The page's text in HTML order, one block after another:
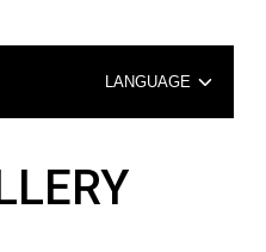
LANGUAGE
中文（簡体字）